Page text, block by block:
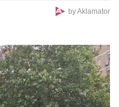
Vasića, Minu Kostić i
opet šokira